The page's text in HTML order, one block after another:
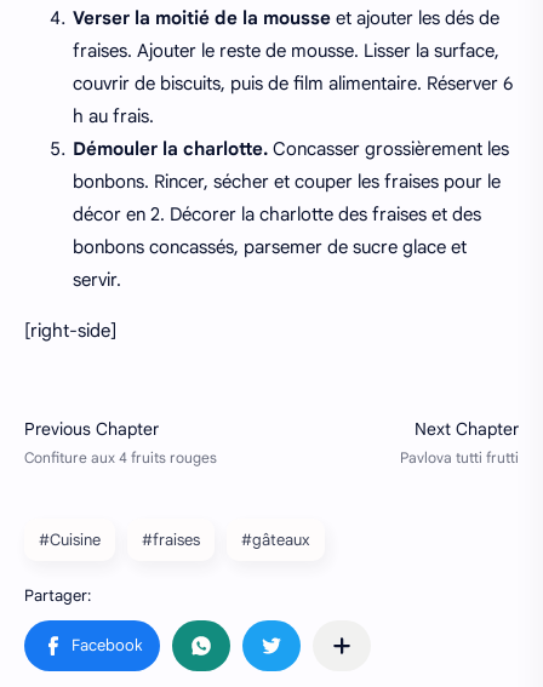
Verser la moitié de la mousse et ajouter les dés de
fraises. Ajouter le reste de mousse. Lisser la surface,
couvrir de biscuits, puis de film alimentaire. Réserver 6
h au frais.
Démouler la charlotte. Concasser grossièrement les
bonbons. Rincer, sécher et couper les fraises pour le
décor en 2. Décorer la charlotte des fraises et des
bonbons concassés, parsemer de sucre glace et
servir.
[right-side]
#Cuisine #fraises #gâteaux